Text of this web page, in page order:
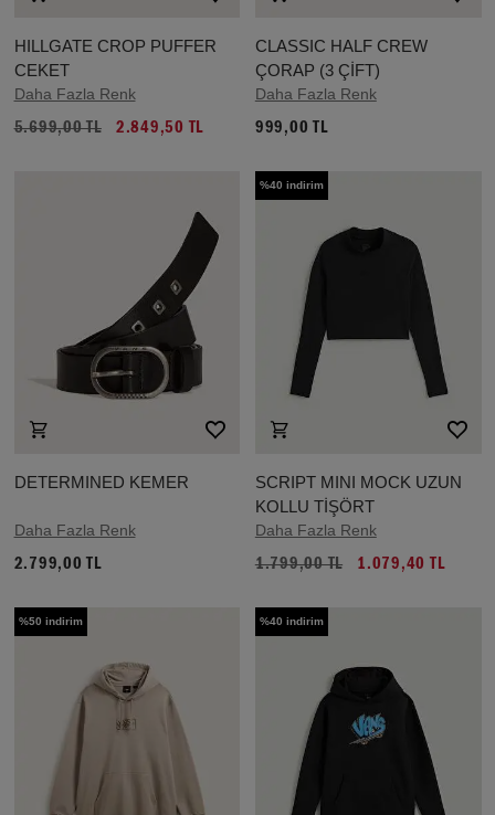
HILLGATE CROP PUFFER
CEKET
Daha Fazla Renk
5.699,00 TL 2.849,50 TL
CLASSIC HALF CREW
ÇORAP (3 ÇİFT)
Daha Fazla Renk
999,00 TL
DETERMINED KEMER
Daha Fazla Renk
2.799,00 TL
%40 indirim
SCRIPT MINI MOCK UZUN
KOLLU TİŞÖRT
Daha Fazla Renk
1.799,00 TL 1.079,40 TL
%50 indirim %40 indirim